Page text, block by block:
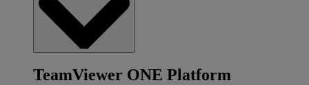
TeamViewer ONE Platform